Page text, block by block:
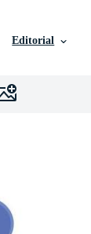
Editorial